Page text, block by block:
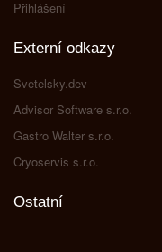
Přihlášení
Externí odkazy
Svetelsky.dev
Advisor Software s.r.o.
Gastro Walter s.r.o.
Cryoservis s.r.o.
Ostatní